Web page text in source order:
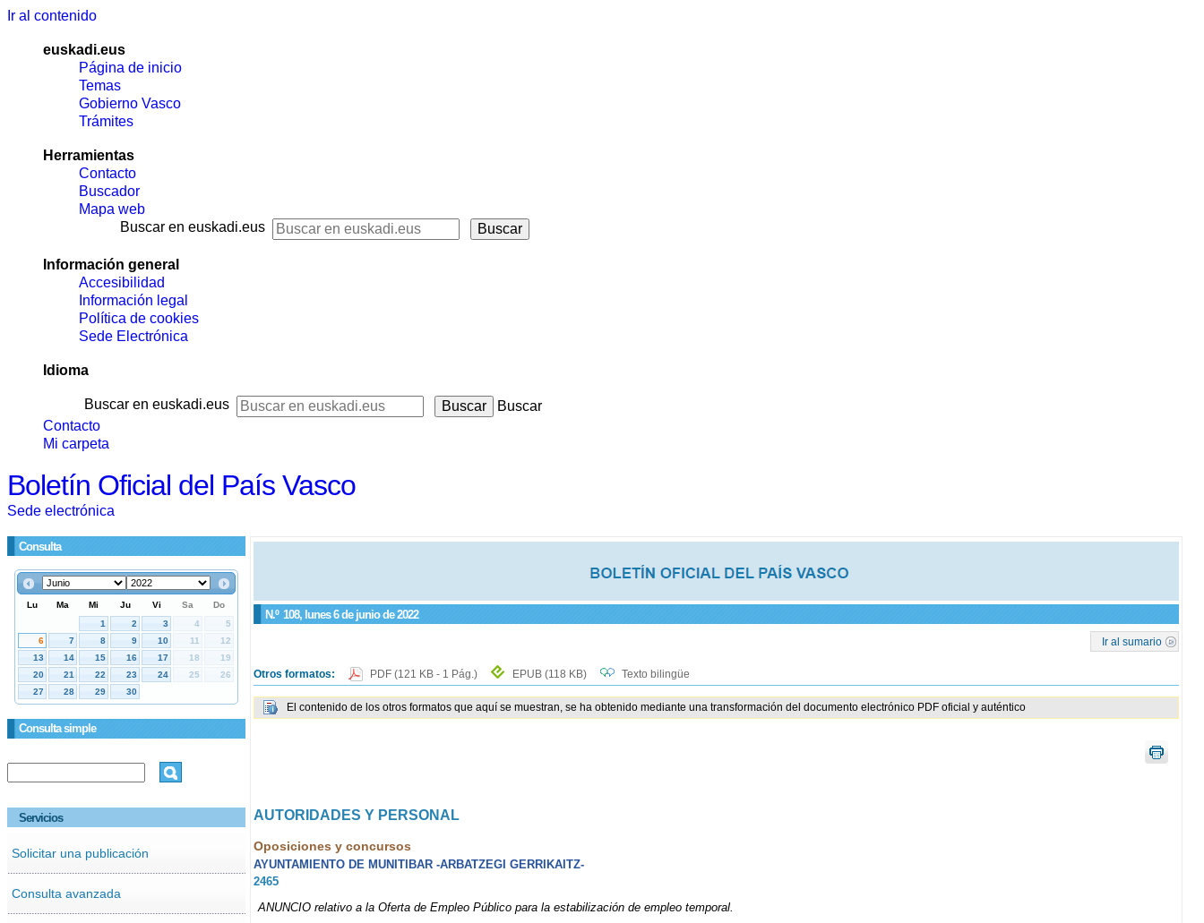
Ir al contenido
euskadi.eus
Página de inicio
Temas
Gobierno Vasco
Trámites
Herramientas
Contacto
Buscador
Mapa web
Buscar en euskadi.eus
Información general
Accesibilidad
Información legal
Política de cookies
Sede Electrónica
Idioma
Buscar en euskadi.eus
Buscar
Contacto
Mi carpeta
Boletín Oficial del País Vasco
Sede electrónica
Consulta
Consulta simple
Servicios
Solicitar una publicación
Consulta avanzada
N.º 108, lunes 6 de junio de 2022
Ir al sumario
Otros formatos: PDF (121 KB - 1 Pág.) EPUB (118 KB) Texto bilingüe
El contenido de los otros formatos que aquí se muestran, se ha obtenido mediante una transformación del documento electrónico PDF oficial y auténtico
AUTORIDADES Y PERSONAL
Oposiciones y concursos
AYUNTAMIENTO DE MUNITIBAR -ARBATZEGI GERRIKAITZ-
2465
ANUNCIO relativo a la Oferta de Empleo Público para la estabilización de empleo temporal.